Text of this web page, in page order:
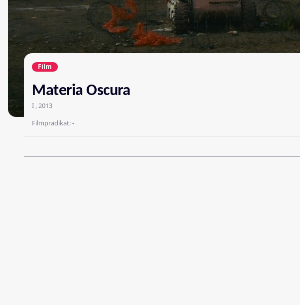
Film
Materia Oscura
I , 2013
Filmprädikat:-